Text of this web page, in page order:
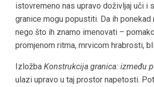
istovremeno nas upravo doživljaj uči i
granice mogu popustiti. Da ih
nego što ih znamo imenovati –
promjenom ritma, mrvicom hrabrosti,
Izložba Konstrukcija granica: između
ulazi upravo u taj prostor napetosti.